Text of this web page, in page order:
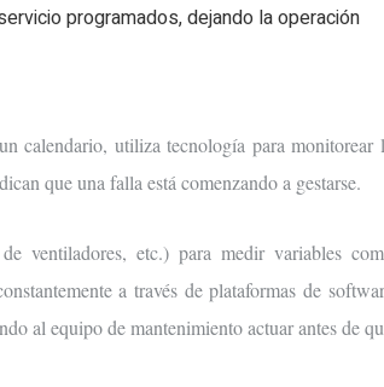
programados, dejando la operación
calendario, utiliza tecnología para monitorear
que una falla está comenzando a gestarse.
ventiladores, etc.) para medir variables
a través de plataformas de
al equipo de mantenimiento actuar antes de